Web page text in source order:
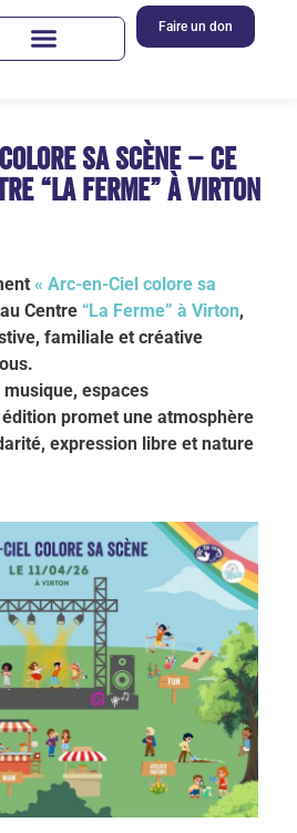
Faire un don
sa scène – Ce
“La Ferme” à Virton
« Arc-en-Ciel colore sa
Centre “La Ferme” à Virton,
familiale et créative
espaces
promet une atmosphère
expression libre et nature